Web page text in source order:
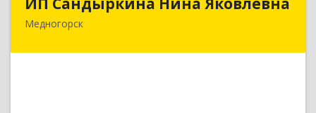
Медногорск462270, Оренбургская обл, Медногорск г,